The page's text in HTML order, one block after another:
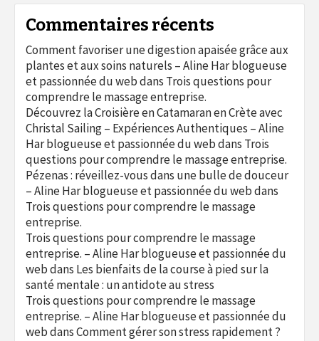
Commentaires récents
Comment favoriser une digestion apaisée grâce aux
plantes et aux soins naturels – Aline Har blogueuse
et passionnée du webdans Trois questions pour
comprendre le massage entreprise.
Découvrez la Croisière en Catamaran en Crète avec
Christal Sailing – Expériences Authentiques – Aline
Har blogueuse et passionnée du webdans Trois
questions pour comprendre le massage entreprise.
Pézenas : réveillez-vous dans une bulle de douceur
– Aline Har blogueuse et passionnée du webdans
Trois questions pour comprendre le massage
entreprise.
Trois questions pour comprendre le massage
entreprise. – Aline Har blogueuse et passionnée du
webdans Les bienfaits de la course à pied sur la
santé mentale : un antidote au stress
Trois questions pour comprendre le massage
entreprise. – Aline Har blogueuse et passionnée du
webdansComment gérer son stress rapidement ?